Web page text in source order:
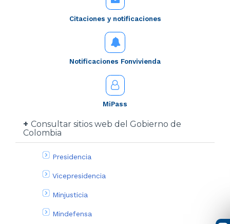
Citaciones y notificaciones
Notificaciones Fonvivienda
MiPass
Consultar sitios web del Gobierno de
Colombia
Presidencia
Vicepresidencia
Minjusticia
Mindefensa